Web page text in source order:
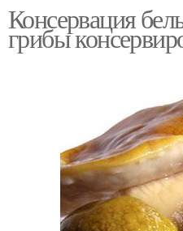
Консервация
грибы